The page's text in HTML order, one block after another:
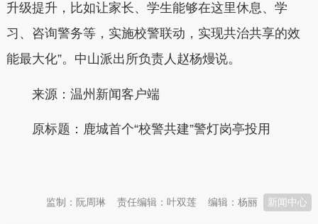
升级提升，比如让家长、学生能够在这里休息、学
习、咨询警务等，实施校警联动，实现共治共享的效
能最大化”。中山派出所负责人赵杨熳说。
来源：温州新闻客户端
原标题：鹿城首个“校警共建”警灯岗亭投用
新闻中心
编辑：杨丽
责任编辑：叶双莲
监制：阮周琳